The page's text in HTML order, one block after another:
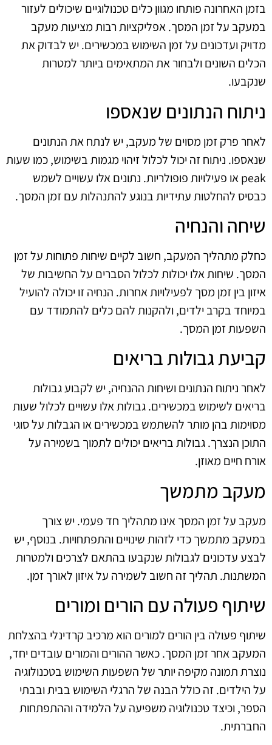
בזמן האחרונה פותחו מגוון כלים טכנולוגיים שיכולים לעזור
במעקב על זמן המסך. אפליקציות רבות מציעות מעקב
מדויק ועדכונים על זמן השימוש במכשירים. יש לבדוק את
הכלים השונים ולבחור את המתאימים ביותר למטרות
שנקבעו.
ניתוח הנתונים שנאספו
לאחר פרק זמן מסוים של מעקב, יש לנתח את הנתונים
שנאספו. ניתוח זה יכול לכלול זיהוי מגמות בשימוש, כמו שעות
peak או פעילויות פופולריות. נתונים אלו עשויים לשמש
כבסיס להחלטות עתידיות בנוגע להתנהלות עם זמן המסך.
שיחה והנחיה
כחלק מתהליך המעקב, חשוב לקיים שיחות פתוחות על זמן
המסך. שיחות אלו יכולות לכלול הסברים על החשיבות של
איזון בין זמן מסך לפעילויות אחרות. הנחיה זו יכולה להועיל
במיוחד בקרב ילדים, ולהקנות להם כלים להתמודד עם
השפעות זמן המסך.
קביעת גבולות בריאים
לאחר ניתוח הנתונים ושיחות ההנחיה, יש לקבוע גבולות
בריאים לשימוש במכשירים. גבולות אלו עשויים לכלול שעות
מסוימות בהן מותר להשתמש במכשירים או הגבלות על סוגי
התוכן הנצרך. גבולות בריאים יכולים לתמוך בשמירה על
אורח חיים מאוזן.
מעקב מתמשך
מעקב על זמן המסך אינו מתהליך חד פעמי. יש צורך
במעקב מתמשך כדי לזהות שינויים והתפתחויות. בנוסף, יש
לבצע עדכונים לגבולות שנקבעו בהתאם לצרכים ולמטרות
המשתנות. תהליך זה חשוב לשמירה על איזון לאורך זמן.
שיתוף פעולה עם הורים ומורים
שיתוף פעולה בין הורים למורים הוא מרכיב קרדינלי בהצלחת
המעקב אחר זמן המסך. כאשר ההורים והמורים עובדים יחד,
נוצרת תמונה מקיפה יותר של השפעות השימוש בטכנולוגיה
על הילדים. זה כולל הבנה של הרגלי השימוש בבית ובבתי
הספר, וכיצד טכנולוגיה משפיעה על הלמידה וההתפתחות
החברתית.